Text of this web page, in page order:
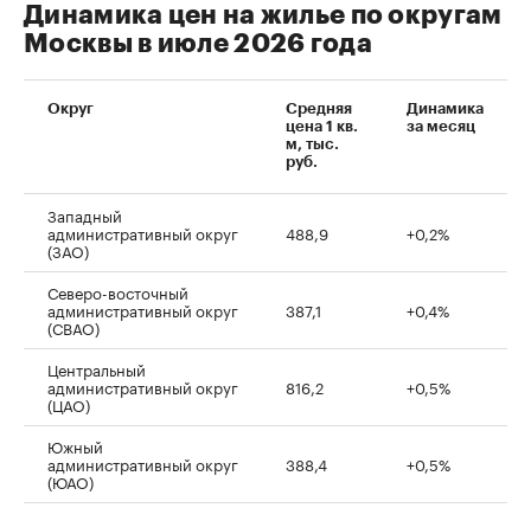
Динамика цен на жилье по округам
Москвы в июле 2026 года
Округ
Средняя
цена 1 кв.
м, тыс.
руб.
Динамика
за месяц
Западный
административный округ
(ЗАО)
488,9 +0,2%
Северо-восточный
административный округ
(СВАО)
387,1 +0,4%
Центральный
административный округ
(ЦАО)
816,2 +0,5%
Южный
административный округ
(ЮАО)
388,4 +0,5%